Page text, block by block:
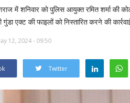
में शनिवार को पुलिस आयुक्त रमित शर्मा की
गुंडा एक्ट की फाइलों को निस्तारित करने की
12, 2024 - 09:50
Twitter